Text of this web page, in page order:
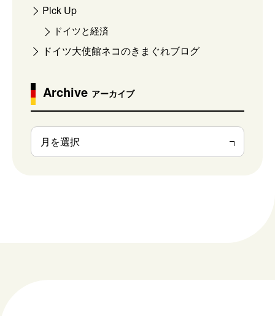
Pick Up
ドイツと経済
ドイツ大使館ネコのきまぐれブログ
Archive アーカイブ